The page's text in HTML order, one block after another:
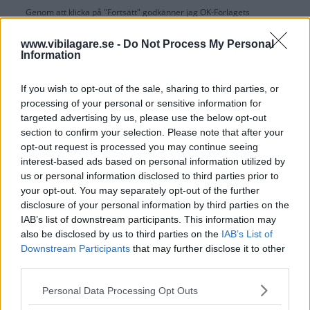
www.vibilagare.se - Do Not Process My Personal
Information
If you wish to opt-out of the sale, sharing to third parties, or
processing of your personal or sensitive information for
targeted advertising by us, please use the below opt-out
section to confirm your selection. Please note that after your
opt-out request is processed you may continue seeing
interest-based ads based on personal information utilized by
us or personal information disclosed to third parties prior to
your opt-out. You may separately opt-out of the further
disclosure of your personal information by third parties on the
IAB’s list of downstream participants. This information may
also be disclosed by us to third parties on the IAB’s List of
Downstream Participants that may further disclose it to other
Please note that this website/app uses one or more Google
Personal Data Processing Opt Outs
Genom att klicka på "Fortsätt" godkänner jag OK-Förlagets
OK-Förlagets integritetspolicy
Är du redan prenumerant på vår papperstidning?
Aktivera din digitala prenumeration utan kostnad här.